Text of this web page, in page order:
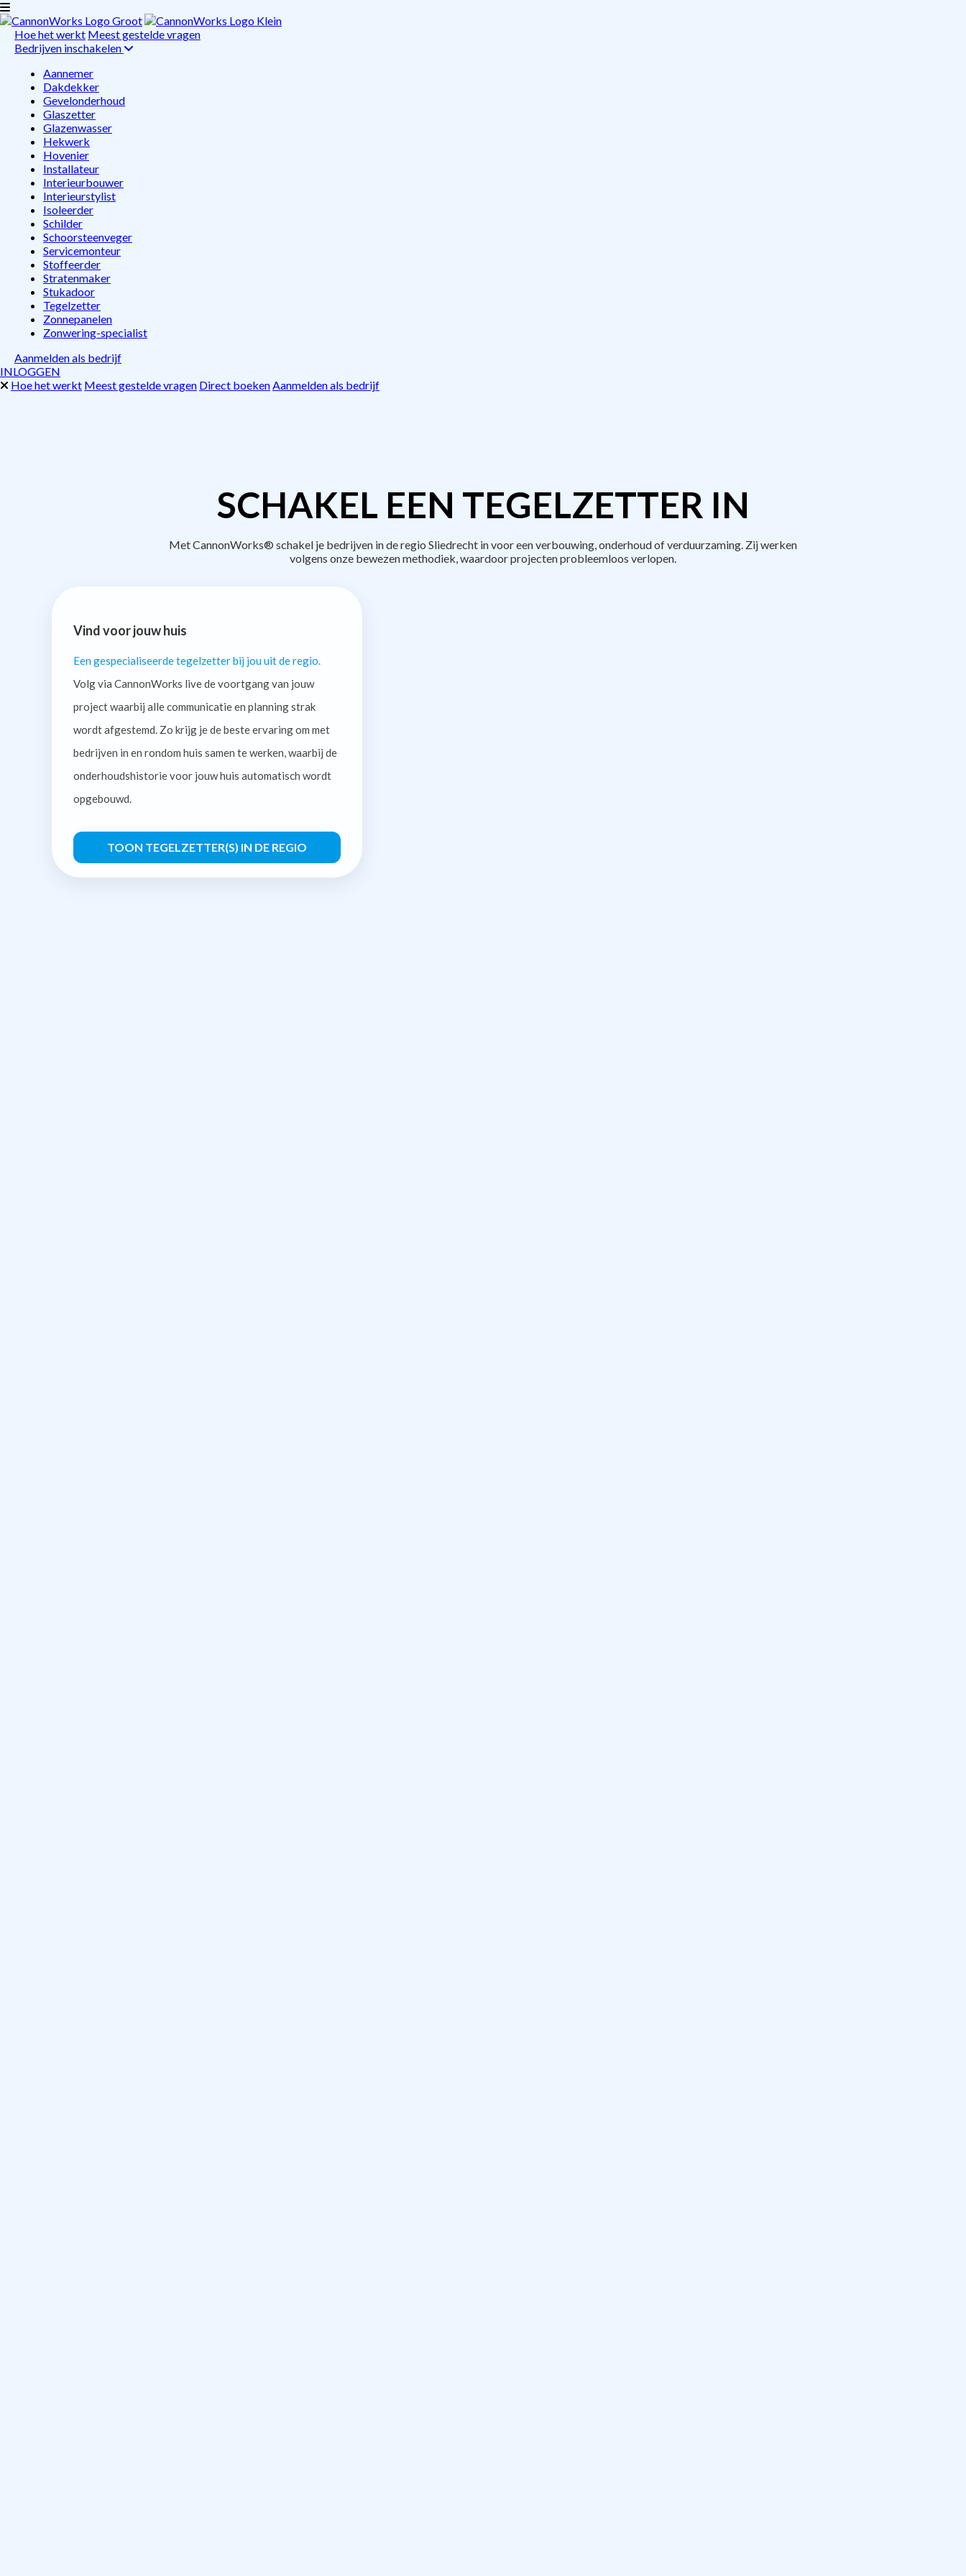
Hoe het werkt Meest gestelde vragen
Bedrijven inschakelen
Aannemer
Dakdekker
Gevelonderhoud
Glaszetter
Glazenwasser
Hekwerk
Hovenier
Installateur
Interieurbouwer
Interieurstylist
Isoleerder
Schilder
Schoorsteenveger
Servicemonteur
Stoffeerder
Stratenmaker
Stukadoor
Tegelzetter
Zonnepanelen
Zonwering-specialist
Aanmelden als bedrijf
INLOGGEN
Hoe het werkt Meest gestelde vragen Direct boekenAanmelden als bedrijf
SCHAKEL EEN TEGELZETTER IN
Met CannonWorks® schakel je bedrijven in de regio Sliedrecht in voor een verbouwing, onderhoud of verduurzaming. Zij werken
volgens onze bewezen methodiek, waardoor projecten probleemloos verlopen.
Vind voor jouw huis
Een gespecialiseerde tegelzetter bij jou uit de regio.
Volg via CannonWorks live de voortgang van jouw
project waarbij alle communicatie en planning strak
wordt afgestemd. Zo krijg je de beste ervaring om met
bedrijven in en rondom huis samen te werken, waarbij de
onderhoudshistorie voor jouw huis automatisch wordt
opgebouwd.
TOON TEGELZETTER(S) IN DE REGIO